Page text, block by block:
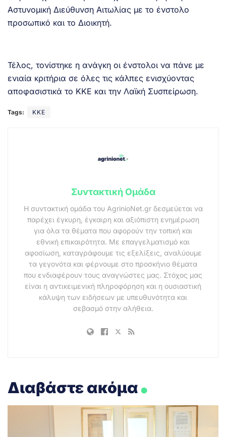
Αστυνομική Διεύθυνση Αιτωλίας με το ένστολο
προσωπικό και το Διοικητή.
Τέλος, τονίστηκε η ανάγκη οι ένστολοι να πάνε με
ενιαία κριτήρια σε όλες τις κάλπες ενισχύοντας
αποφασιστικά το ΚΚΕ και την Λαϊκή Συσπείρωση.
Tags: ΚΚΕ
Συντακτική Ομάδα
Η συντακτική ομάδα του AgrinioNet.gr δεσμεύεται να
παρέχει έγκυρη, έγκαιρη και αξιόπιστη ενημέρωση
για όλα τα θέματα που αφορούν την τοπική και
εθνική επικαιρότητα. Με επαγγελματισμό και
αφοσίωση, καταγράφουμε τις εξελίξεις, αναλύουμε
τα γεγονότα και φέρνουμε στο προσκήνιο θέματα
που ενδιαφέρουν τους αναγνώστες μας. Στόχος μας
είναι η αντικειμενική πληροφόρηση και η ουσιαστική
κάλυψη των ειδήσεων με υπευθυνότητα και
σεβασμό στην αλήθεια.
Διαβάστε ακόμα.